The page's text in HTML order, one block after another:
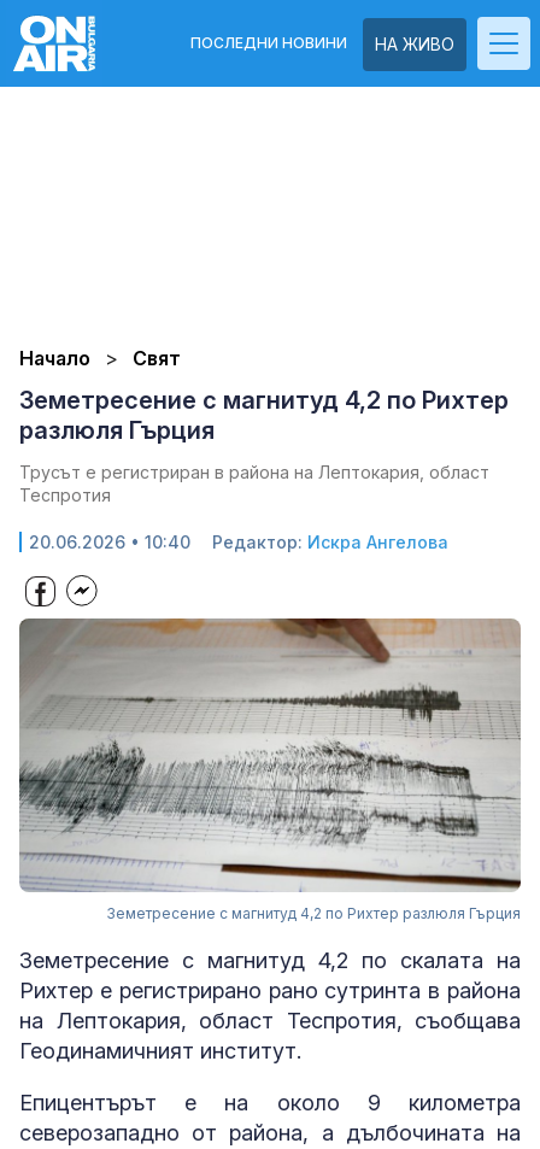
НА ЖИВО
ПОСЛЕДНИ НОВИНИ
Начало Свят
Земетресение с магнитуд 4,2 по Рихтер
разлюля Гърция
Трусът е регистриран в района на Лептокария, област
Теспротия
20.06.2026 • 10:40 Редактор: Искра Ангелова
Земетресение с магнитуд 4,2 по Рихтер разлюля Гърция
Земетресение с магнитуд 4,2 по скалата на
Рихтер е регистрирано рано сутринта в района
на Лептокария, област Теспротия, съобщава
Геодинамичният институт.
Епицентърът е на около 9 километра
северозападно от района, а дълбочината на